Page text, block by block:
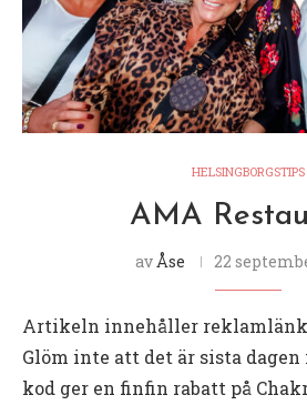
HELSINGBORGSTIPS
AMA
av Åse 22
Artikeln innehåller
Glöm inte att det är sista
kod ger en finfin rabatt på